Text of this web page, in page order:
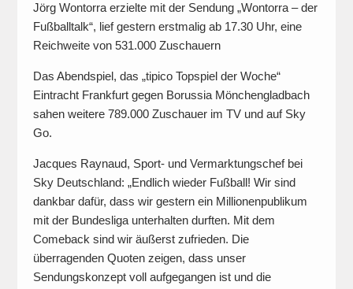
Jörg Wontorra erzielte mit der Sendung „Wontorra – der
Fußballtalk“, lief gestern erstmalig ab 17.30 Uhr, eine
Reichweite von 531.000 Zuschauern
Das Abendspiel, das „tipico Topspiel der Woche“
Eintracht Frankfurt gegen Borussia Mönchengladbach
sahen weitere 789.000 Zuschauer im TV und auf Sky
Go.
Jacques Raynaud, Sport- und Vermarktungschef bei
Sky Deutschland: „Endlich wieder Fußball! Wir sind
dankbar dafür, dass wir gestern ein Millionenpublikum
mit der Bundesliga unterhalten durften. Mit dem
Comeback sind wir äußerst zufrieden. Die
überragenden Quoten zeigen, dass unser
Sendungskonzept voll aufgegangen ist und die